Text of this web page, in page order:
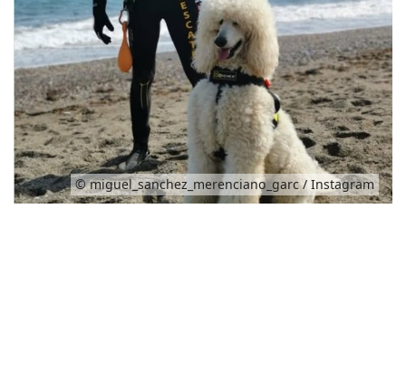
© miguel_sanchez_merenciano_garc / Instagram